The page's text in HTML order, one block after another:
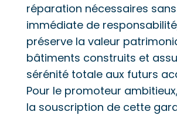
réparation nécessaires
immédiate de
préserve la valeur
bâtiments construits et
sérénité totale aux futurs
Pour le promoteur
la souscription de cette